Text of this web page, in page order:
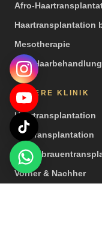
Afro-
Haartransplantation
Mesotherapie
PRP Haarbehandlung
UNSERE KLINIK
Haartransplantation
Barttransplantation
Vorher & Nachher